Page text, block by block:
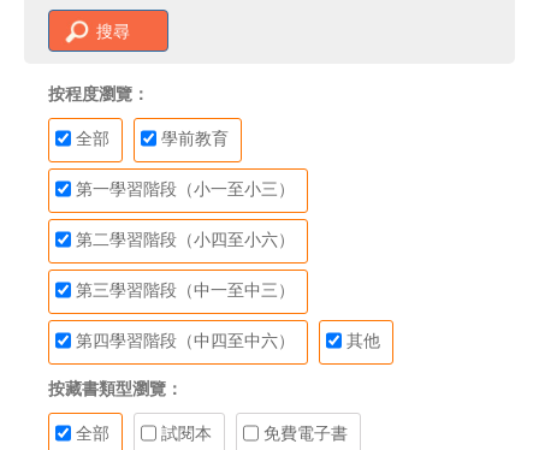
搜尋
按程度瀏覽：
全部 學前教育
第一學習階段（小一至小三）
第二學習階段（小四至小六）
第三學習階段（中一至中三）
第四學習階段（中四至中六） 其他
按藏書類型瀏覽：
全部 試閱本 免費電子書